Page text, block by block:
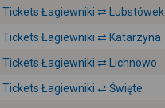
Tickets Łagiewniki ⇄ Lubstówek
Tickets Łagiewniki ⇄ Katarzyna
Tickets Łagiewniki ⇄ Lichnowo
Tickets Łagiewniki ⇄ Święte